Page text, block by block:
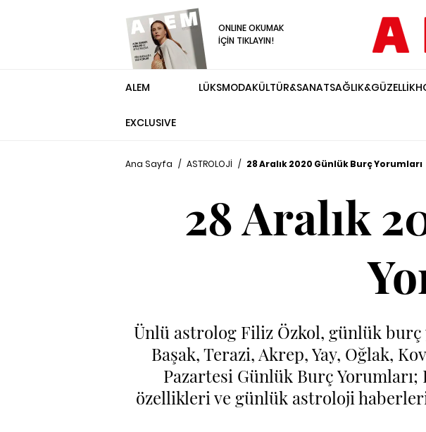
ONLINE OKUMAK
İÇİN TIKLAYIN!
ALEM
EXCLUSIVE
LÜKSMODAKÜLTÜR&SANATSAĞLIK&GÜZELLİK
Ana Sayfa / ASTROLOJİ / 28 Aralık 2020 Günlük Burç Yorumları
28 Aralık
Ünlü astrolog Filiz Özkol, günlük burç
Başak, Terazi, Akrep, Yay, Oğlak,
Pazartesi Günlük Burç
özellikleri ve günlük astroloji